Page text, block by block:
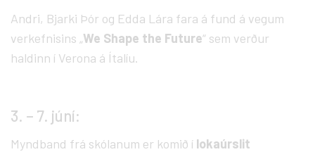
Andri, Bjarki Þór og Edda Lára fara á fund á vegum
verkefnisins „We Shape the Future“ sem verður
haldinn í Verona á Ítalíu.
3. – 7. júní:
Myndband frá skólanum er komið í lokaúrslit